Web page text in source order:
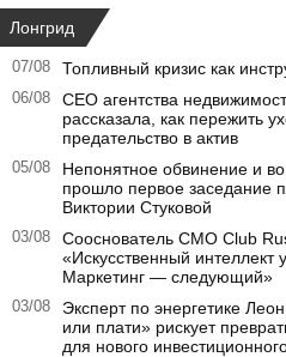
Лонгрид
07/08 Топливный кризис как
06/08
CEO агентства
рассказала, как пережить
предательство в актив
05/08
Непонятное обвинение и
прошло первое заседание
Виктории Стуковой
03/08
Сооснователь CMO Club
«Искусственный интеллект
Маркетинг — следующий»
03/08
Эксперт по энергетике
или плати» рискует
для нового